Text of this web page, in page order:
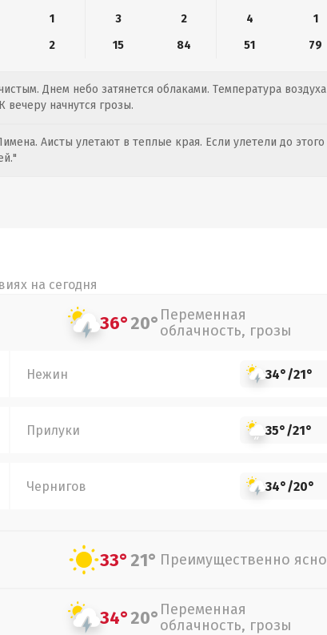
1 3 2 4
1
2 15 84 51 79
Днем небо затянется облаками. Температура воздуха
вечеру начнутся грозы.
Аисты улетают в теплые края. Если улетели до этого
на сегодня
36°20° Переменная
облачность, грозы
Нежин 34°/21°
Прилуки 35°/21°
Чернигов 34°/20°
33°21° Преимущественно ясно
34°20° Переменная
облачность, грозы